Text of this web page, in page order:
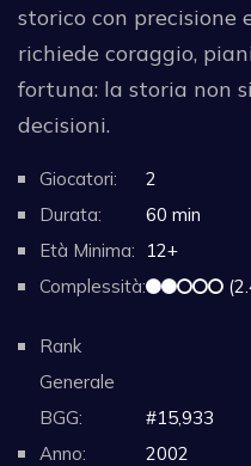
storico con precisione
richiede coraggio,
fortuna: la storia non
decisioni.
Giocatori:
2
Durata:
60 min
Età Minima:
12+
Complessità:
Rank
Generale
BGG:
#15,933
Anno:
2002